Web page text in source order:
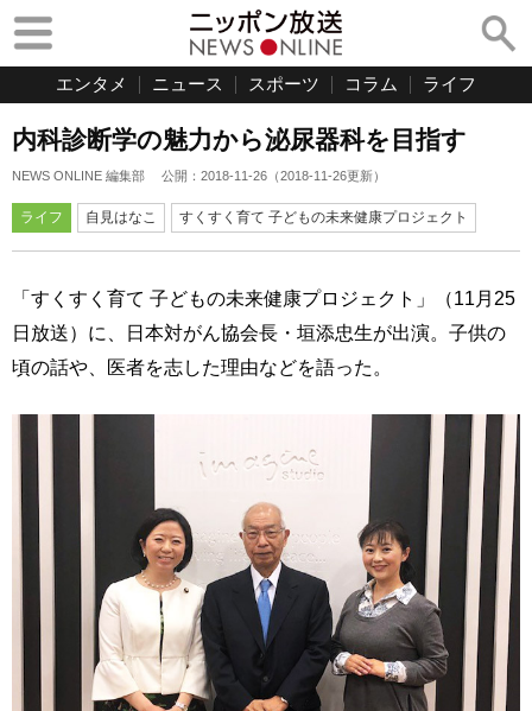
エンタメ ニュース スポーツ コラム ライフ
内科診断学の魅力から泌尿器科を目指す
NEWS ONLINE 編集部 公開： 2018-11-26 （2018-11-26更新）
ライフ 自見はなこ すくすく育て 子どもの未来健康プロジェクト
「すくすく育て 子どもの未来健康プロジェクト」（11月25
日放送）に、日本対がん協会長・垣添忠生が出演。子供の
頃の話や、医者を志した理由などを語った。